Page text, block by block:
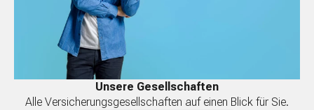
Unsere Gesellschaften
Alle Versicherungsgesellschaften auf einen Blick für Sie.